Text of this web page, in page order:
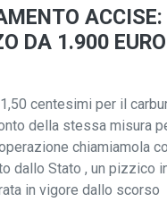
ACCISE:
DA 1.900 EURO
centesimi per il
della stessa misura
chiamiamola
dallo Stato , un pizzico
in vigore dallo scorso